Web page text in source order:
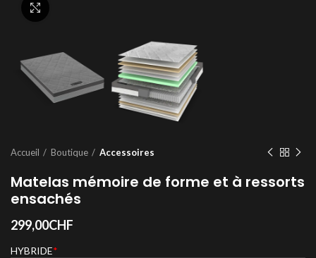
Accueil Boutique Accessoires
Matelas mémoire de forme et à ressorts
ensachés
299,00CHF
HYBRIDE*